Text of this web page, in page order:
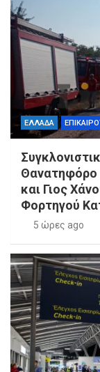
ΕΛΛΑΔΑ
Θανατηφόρο
και Γιος
Φορτηγού
5 ώρες ago